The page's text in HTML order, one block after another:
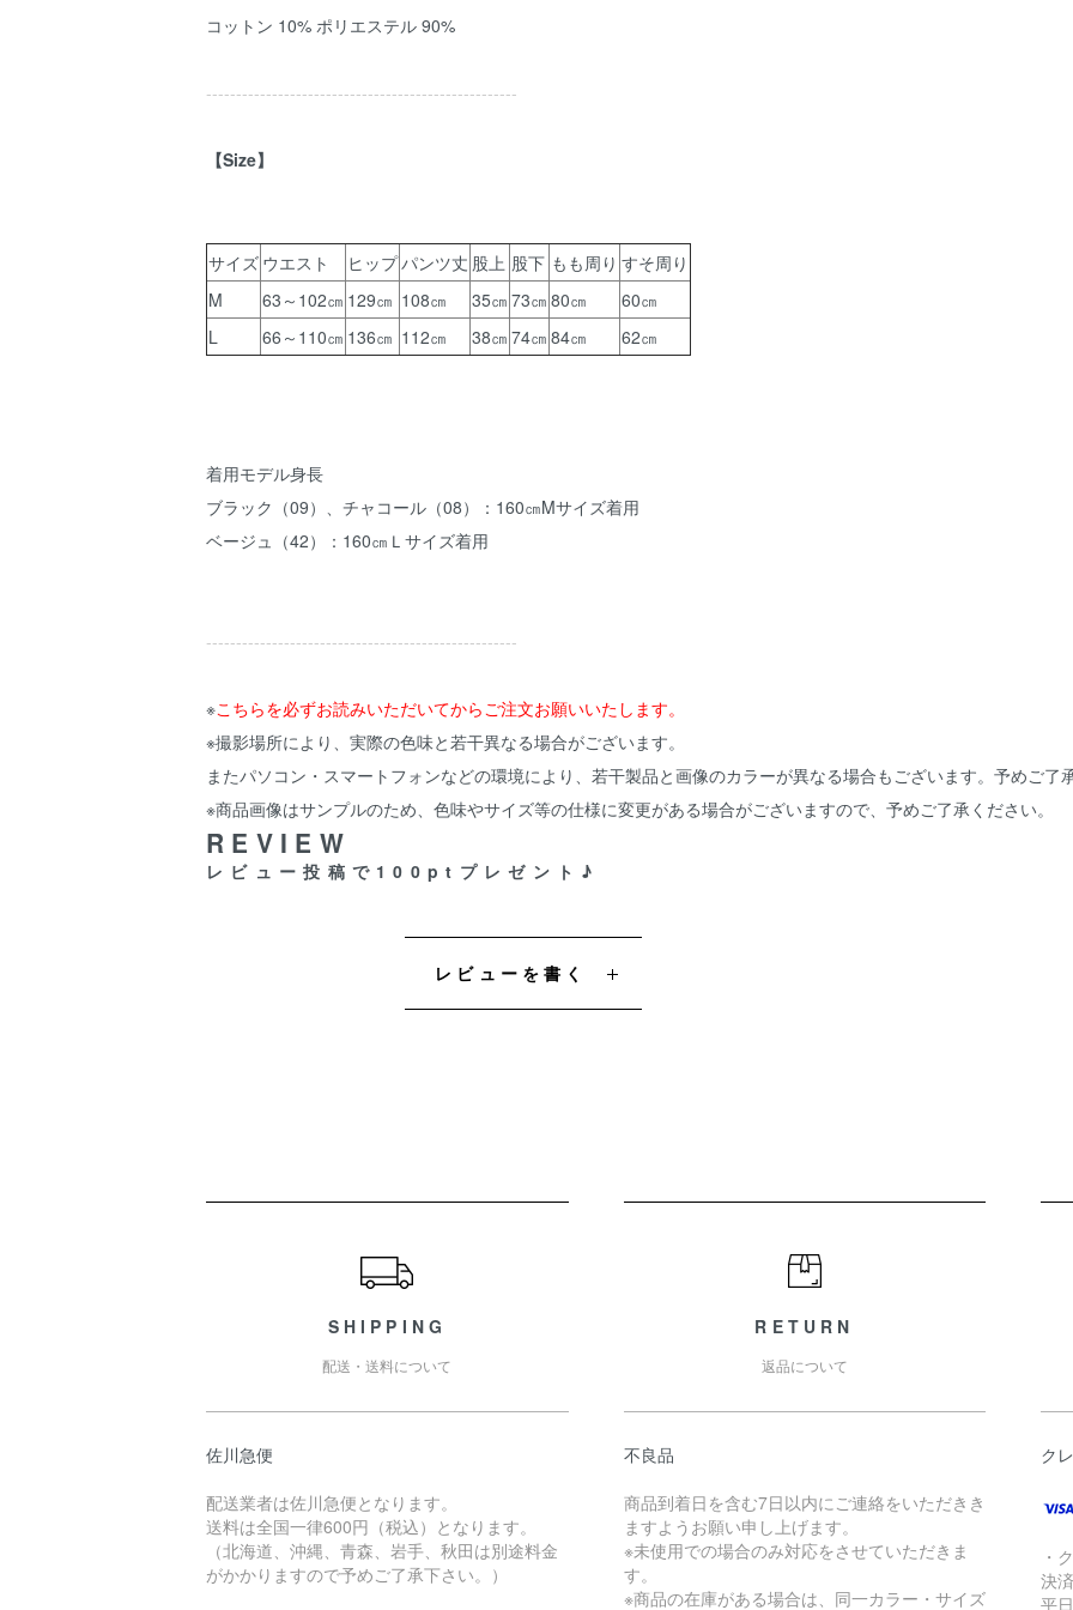
コットン 10% ポリエステル 90%
----------------------------------------------------
【Size】
サイズ ウエスト ヒップパンツ丈 股上 股下 もも周り すそ周り
M
63～102㎝ 129㎝ 108㎝ 35㎝ 73㎝ 80㎝
60㎝
L
66～110㎝ 136㎝ 112㎝ 38㎝ 74㎝ 84㎝ 62㎝
着用モデル身長
ブラック（09）、チャコール（08）：160㎝Mサイズ着用
ベージュ（42）：160㎝Ｌサイズ着用
----------------------------------------------------
※こちらを必ずお読みいただいてからご注文お願いいたします。
※撮影場所により、実際の色味と若干異なる場合がございます。
またパソコン・スマートフォンなどの環境により、若干製品と画像のカラーが異なる場合もございます。予めご了
※商品画像はサンプルのため、色味やサイズ等の仕様に変更がある場合がございますので、予めご了承ください。
REVIEW
レビュー投稿で100ptプレゼント♪
レビューを書く
SHIPPING
配送・送料について
佐川急便
配送業者は佐川急便となります。
送料は全国一律600円（税込）となります。
（北海道、沖縄、青森、岩手、秋田は別途料金
がかかりますので予めご了承下さい。）
RETURN
返品について
不良品
商品到着日を含む7日以内にご連絡をいただきき
ますようお願い申し上げます。
※未使用での場合のみ対応をさせていただきま
す。
※商品の在庫がある場合は、同一カラー・サイズ
ク
・
決
平